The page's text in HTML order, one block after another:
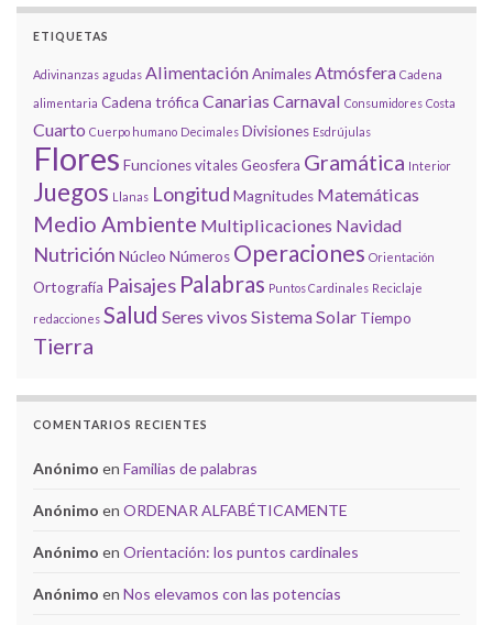
ETIQUETAS
Adivinanzas agudas AlimentaciónAnimalesAtmósfera Cadena
alimentaria Cadena trófica Canarias Carnaval Consumidores Costa
Cuarto Cuerpo humano Decimales Divisiones Esdrújulas
Flores Funciones vitalesGeosfera Gramática Interior
Juegos Llanas Longitud Magnitudes Matemáticas
Medio Ambiente Multiplicaciones Navidad
Nutrición Núcleo Números Operaciones Orientación
Ortografía Paisajes Palabras Puntos Cardinales Reciclaje
redacciones Salud Seres vivos Sistema Solar Tiempo
Tierra
COMENTARIOS RECIENTES
Anónimo en Familias de palabras
Anónimo en ORDENAR ALFABÉTICAMENTE
Anónimo en Orientación: los puntos cardinales
Anónimo en Nos elevamos con las potencias